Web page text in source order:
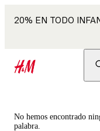
20% EN TODO
No hemos encontrado
palabra.